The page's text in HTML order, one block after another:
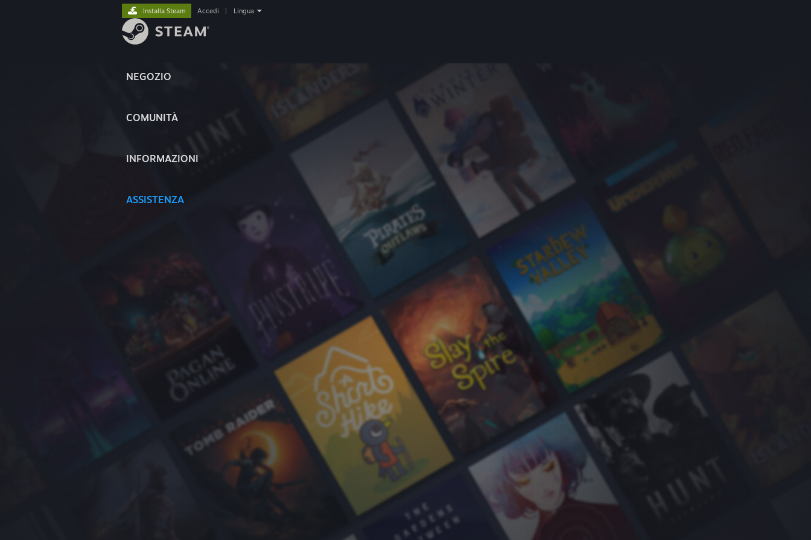
NEGOZIO
COMUNITÀ
INFORMAZIONI
ASSISTENZA
Installa Steam Accedi Lingua